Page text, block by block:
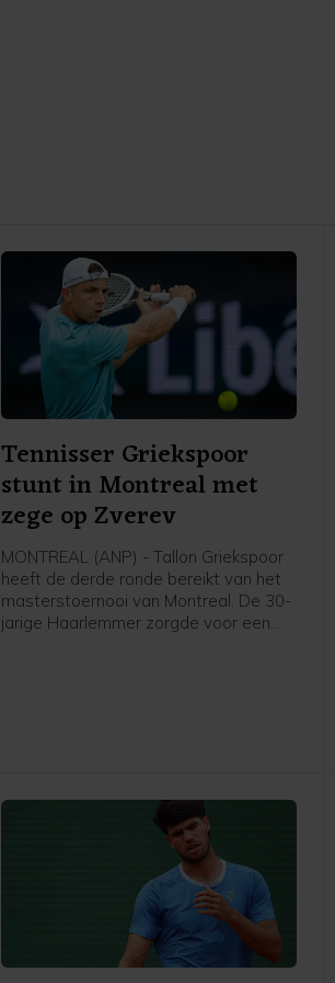
Tennisser Griekspoor
stunt in Montreal met
zege op Zverev
MONTREAL (ANP) - Tallon Griekspoor
heeft de derde ronde bereikt van het
masterstoernooi van Montreal. De 30-
jarige Haarlemmer zorgde voor een